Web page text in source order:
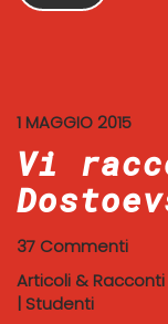
1 MAGGIO 2015
Vi
37 Commenti
Articoli & Racconti
| Studenti